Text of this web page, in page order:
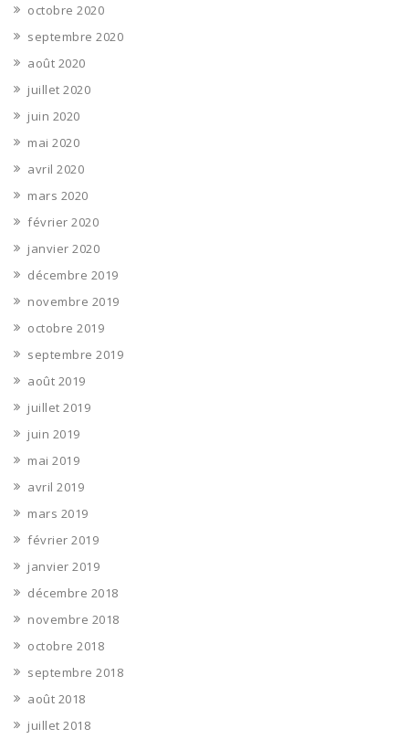
octobre 2020
septembre 2020
août 2020
juillet 2020
juin 2020
mai 2020
avril 2020
mars 2020
février 2020
janvier 2020
décembre 2019
novembre 2019
octobre 2019
septembre 2019
août 2019
juillet 2019
juin 2019
mai 2019
avril 2019
mars 2019
février 2019
janvier 2019
décembre 2018
novembre 2018
octobre 2018
septembre 2018
août 2018
juillet 2018